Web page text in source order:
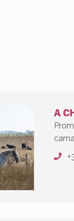
A